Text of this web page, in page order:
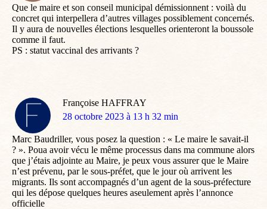
Que le maire et son conseil municipal démissionnent : voilà du
concret qui interpellera d’autres villages possiblement concernés.
Il y aura de nouvelles élections lesquelles orienteront la boussole
comme il faut.
PS : statut vaccinal des arrivants ?
Françoise HAFFRAY
dit
28 octobre 2023 à 13 h 32 min
Marc Baudriller, vous posez la question : « Le maire le savait-il
? ». Poua avoir vécu le même processus dans ma commune alors
que j’étais adjointe au Maire, je peux vous assurer que le Maire
n’est prévenu, par le sous-préfet, que le jour où arrivent les
migrants. Ils sont accompagnés d’un agent de la sous-préfecture
qui les dépose quelques heures aseulement après l’annonce
officielle